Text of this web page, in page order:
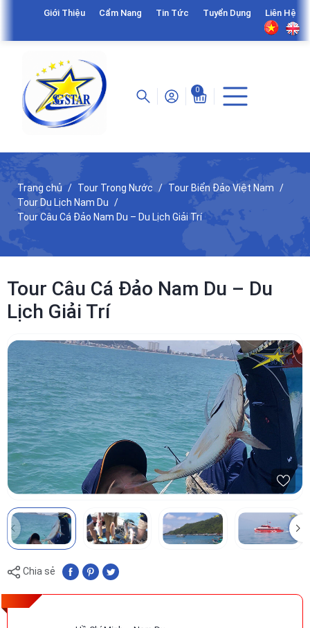
Giới Thiệu Cẩm Nang Tin Tức Tuyển Dụng Liên Hệ
0
Trang chủ Tour Trong Nước
Tour Biển Đảo Việt Nam
Tour Du Lịch Nam Du
Tour Câu Cá Đảo Nam Du – Du Lịch Giải Trí
Tour Câu Cá Đảo Nam Du – Du
Lịch Giải Trí
Chia sẻ